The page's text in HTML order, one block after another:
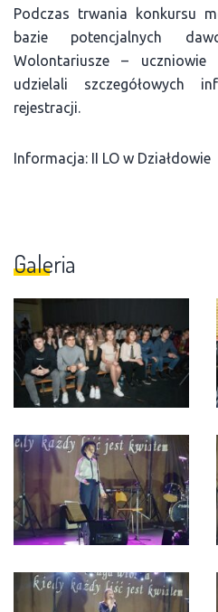
Podczas trwania konkursu
bazie potencjalnych
Wolontariusze – uczniowie
udzielali szczegółowych
rejestracji.
Informacja: II LO w Działdowie
Galeria